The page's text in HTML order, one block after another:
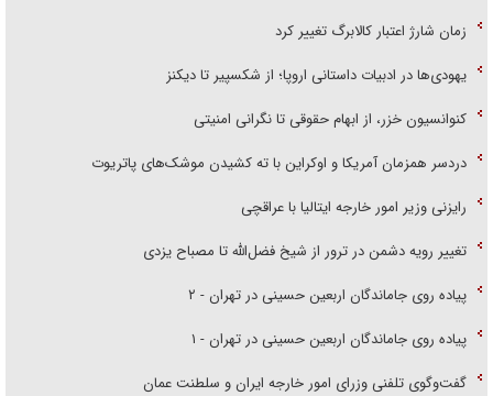
زمان شارژ اعتبار کالابرگ تغییر کرد
یهودی‌ها در ادبیات داستانی اروپا؛ از شکسپیر تا دیکنز
کنوانسیون خزر، از ابهام حقوقی تا نگرانی امنیتی
دردسر همزمان آمریکا و اوکراین با ته کشیدن موشک‌های پاتریوت
رایزنی وزیر امور خارجه ایتالیا با عراقچی
تغییر رویه دشمن در ترور از شیخ فضل‌الله تا مصباح یزدی
پیاده روی جاماندگان اربعین حسینی در تهران - ۲
پیاده روی جاماندگان اربعین حسینی در تهران - ۱
گفت‌وگوی تلفنی وزرای امور خارجه ایران و سلطنت عمان